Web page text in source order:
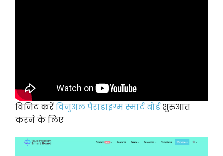
विजिट करेंविजुअल पैराडाइग्म स्मार्ट बोर्डशुरुआत
करने के लिए